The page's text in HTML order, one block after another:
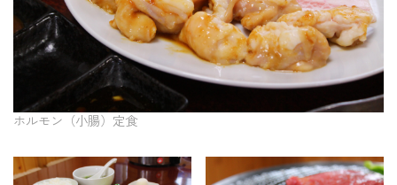
ホルモン（小腸）定食